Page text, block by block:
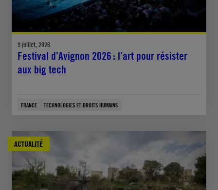
9 juillet, 2026
Festival d’Avignon 2026 : l’art pour résister
aux big tech
FRANCE TECHNOLOGIES ET DROITS HUMAINS
ACTUALITÉ